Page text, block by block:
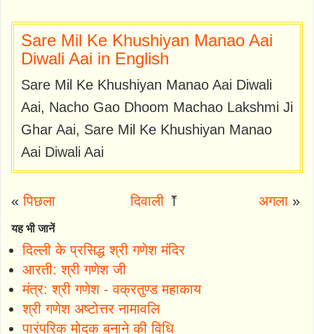
Sare Mil Ke Khushiyan Manao Aai
Diwali Aai in English
Sare Mil Ke Khushiyan Manao Aai Diwali
Aai, Nacho Gao Dhoom Machao Lakshmi Ji
Ghar Aai, Sare Mil Ke Khushiyan Manao
Aai Diwali Aai
«पिछला दिवाली ⤒ अगला»
यह भी जानें
दिल्ली के प्रसिद्ध श्री गणेश मंदिर
आरती: श्री गणेश जी
मंत्र: श्री गणेश - वक्रतुण्ड महाकाय
श्री गणेश अष्टोत्तर नामावलि
पारंपरिक मोदक बनाने की विधि